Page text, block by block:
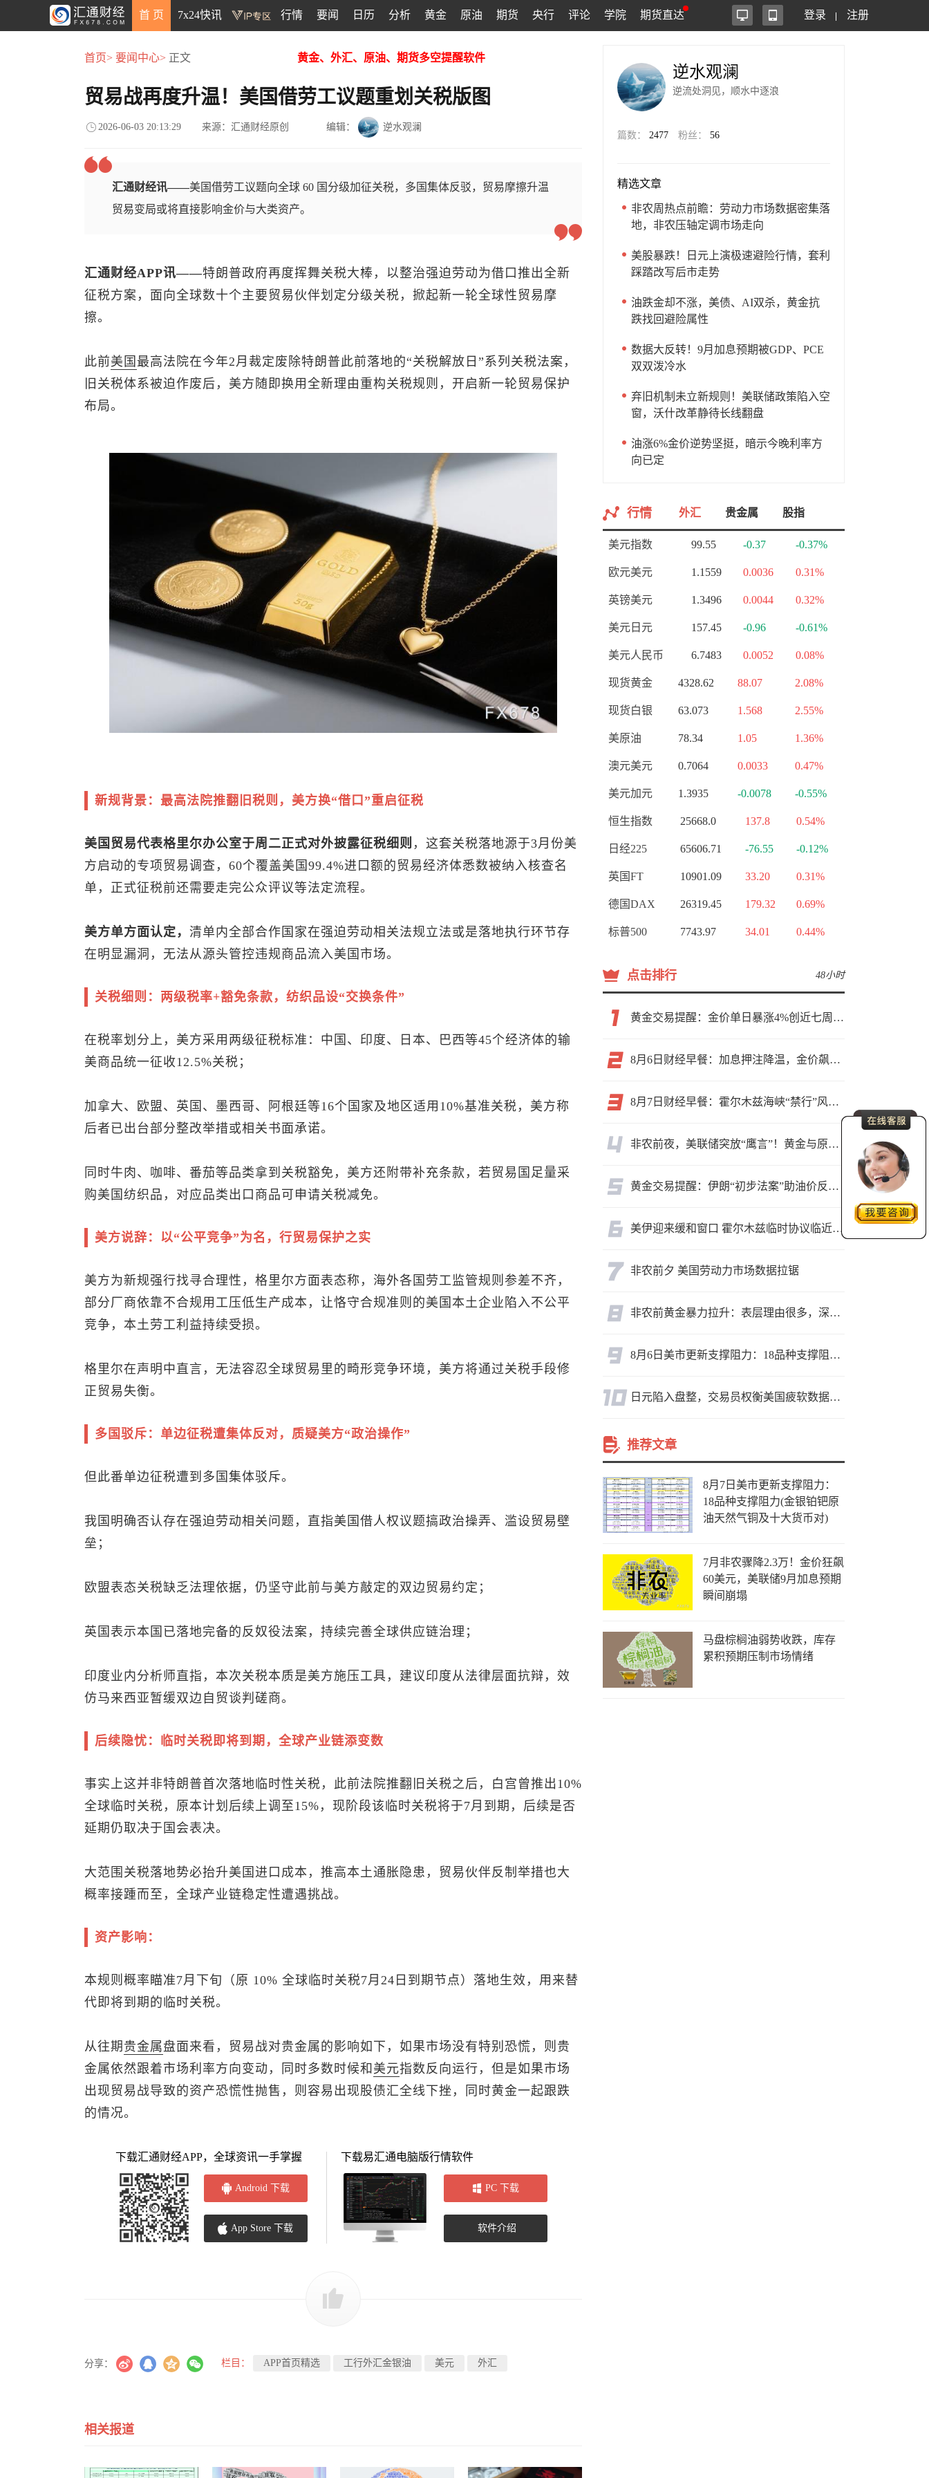
首 页 7x24快讯 行情 要闻 日历 分析 黄金 原油 期货 央行 评论 学院 期货直达 登录 注册
首页> 要闻中心> 正文 黄金、外汇、原油、期货多空提醒软件
贸易战再度升温！美国借劳工议题重划关税版图
2026-06-03 20:13:29 来源：汇通财经原创 编辑： 逆水观澜
汇通财经讯——美国借劳工议题向全球 60 国分级加征关税，多国集体反驳，贸易摩擦升温
贸易变局或将直接影响金价与大类资产。
汇通财经APP讯——特朗普政府再度挥舞关税大棒，以整治强迫劳动为借口推出全新
征税方案，面向全球数十个主要贸易伙伴划定分级关税，掀起新一轮全球性贸易摩
擦。
此前美国 最高法院在今年2月裁定废除特朗普此前落地的“关税解放日”系列关税法案，
旧关税体系被迫作废后，美方随即换用全新理由重构关税规则，开启新一轮贸易保护
布局。
新规背景：最高法院推翻旧税则，美方换“借口”重启征税
美国贸易代表格里尔办公室于周二正式对外披露征税细则 ，这套关税落地源于3月份美
方启动的专项贸易调查，60个覆盖美国99.4%进口额的贸易经济体悉数被纳入核查名
单，正式征税前还需要走完公众评议等法定流程。
美方单方面认定， 清单内全部合作国家在强迫劳动相关法规立法或是落地执行环节存
在明显漏洞，无法从源头管控违规商品流入美国市场。
关税细则：两级税率+豁免条款，纺织品设“交换条件”
在税率划分上，美方采用两级征税标准：中国、印度、日本、巴西等45个经济体的输
美商品统一征收12.5%关税；
加拿大、欧盟、英国、墨西哥、阿根廷等16个国家及地区适用10%基准关税，美方称
后者已出台部分整改举措或相关书面承诺。
同时牛肉、咖啡、番茄等品类拿到关税豁免，美方还附带补充条款，若贸易国足量采
购美国纺织品，对应品类出口商品可申请关税减免。
美方说辞：以“公平竞争”为名，行贸易保护之实
美方为新规强行找寻合理性，格里尔方面表态称，海外各国劳工监管规则参差不齐，
部分厂商依靠不合规用工压低生产成本，让恪守合规准则的美国本土企业陷入不公平
竞争，本土劳工利益持续受损。
格里尔在声明中直言，无法容忍全球贸易里的畸形竞争环境，美方将通过关税手段修
正贸易失衡。
多国驳斥：单边征税遭集体反对，质疑美方“政治操作”
但此番单边征税遭到多国集体驳斥。
我国明确否认存在强迫劳动相关问题，直指美国借人权议题搞政治操弄、滥设贸易壁
垒；
欧盟表态关税缺乏法理依据，仍坚守此前与美方敲定的双边贸易约定；
英国表示本国已落地完备的反奴役法案，持续完善全球供应链治理；
印度业内分析师直指，本次关税本质是美方施压工具，建议印度从法律层面抗辩，效
仿马来西亚暂缓双边自贸谈判磋商。
后续隐忧：临时关税即将到期，全球产业链添变数
事实上这并非特朗普首次落地临时性关税，此前法院推翻旧关税之后，白宫曾推出10%
全球临时关税，原本计划后续上调至15%，现阶段该临时关税将于7月到期，后续是否
延期仍取决于国会表决。
大范围关税落地势必抬升美国进口成本，推高本土通胀隐患，贸易伙伴反制举措也大
概率接踵而至，全球产业链稳定性遭遇挑战。
资产影响：
本规则概率瞄准7月下旬（原 10% 全球临时关税7月24日到期节点）落地生效，用来替
代即将到期的临时关税。
从往期 贵金属盘面来看，贸易战对贵金属的影响如下，如果市场没有特别恐慌，则贵
金属依然跟着市场利率方向变动，同时多数时候和 美元指数反向运行，但是如果市场
出现贸易战导致的资产恐慌性抛售，则容易出现股债汇全线下挫，同时黄金一起跟跌
的情况。
下载汇通财经APP，全球资讯一手掌握
Android 下载
App Store 下载
下载易汇通电脑版行情软件
PC 下载
软件介绍
分享： 栏目： APP首页精选 工行外汇金银油 美元 外汇
相关报道
逆水观澜
逆流处洞见，顺水中逐浪
篇数： 2477 粉丝： 56
精选文章
非农周热点前瞻：劳动力市场数据密集落
地，非农压轴定调市场走向
美股暴跌！日元上演极速避险行情，套利
踩踏改写后市走势
油跌金却不涨，美债、AI双杀，黄金抗
跌找回避险属性
数据大反转！9月加息预期被GDP、PCE
双双泼冷水
弃旧机制未立新规则！美联储政策陷入空
窗，沃什改革静待长线翻盘
油涨6%金价逆势坚挺，暗示今晚利率方
向已定
行情 外汇 贵金属 股指
美元指数 99.55 -0.37 -0.37%
欧元美元 1.1559 0.0036 0.31%
英镑美元 1.3496 0.0044 0.32%
美元日元 157.45 -0.96 -0.61%
美元人民币 6.7483 0.0052 0.08%
现货黄金 4328.62 88.07 2.08%
现货白银 63.073 1.568 2.55%
美原油 78.34 1.05 1.36%
澳元美元 0.7064 0.0033 0.47%
美元加元 1.3935 -0.0078 -0.55%
恒生指数 25668.0 137.8 0.54%
日经225 65606.71 -76.55 -0.12%
英国FT 10901.09 33.20 0.31%
德国DAX 26319.45 179.32 0.69%
标普500 7743.97 34.01 0.44%
点击排行 48小时
黄金交易提醒：金价单日暴涨4%创近七周新高，加息预期降温叠加霍尔木兹“暂停信号”，牛市重启了？
8月6日财经早餐：加息押注降温，金价飙升至近两个月高位，地缘缓和预期，美油75关口拉锯
8月7日财经早餐：霍尔木兹海峡“禁行”风波再起，油价急涨金价承压，非农夜市场博弈加剧
非农前夜，美联储突放“鹰言”！黄金与原油为何联手反攻？
黄金交易提醒：伊朗“初步法案”助油价反弹逾3%，金价小幅承压，非农重磅来袭！
美伊迎来缓和窗口 霍尔木兹临时协议临近落地
非农前夕 美国劳动力市场数据拉锯
非农前黄金暴力拉升：表层理由很多，深层逻辑却让人困惑
8月6日美市更新支撑阻力：18品种支撑阻力(金银铂钯原油天然气铜及十大货币对)
日元陷入盘整，交易员权衡美国疲软数据与市场情绪
推荐文章
8月7日美市更新支撑阻力：
18品种支撑阻力(金银铂钯原
油天然气铜及十大货币对)
7月非农骤降2.3万！金价狂飙
60美元，美联储9月加息预期
瞬间崩塌
马盘棕榈油弱势收跌，库存
累积预期压制市场情绪